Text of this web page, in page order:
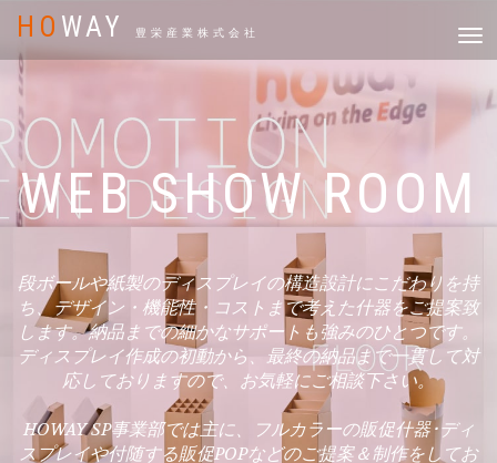
HO WAY 豊栄産業株式会社
WEB SHOW ROOM
段ボールや紙製のディスプレイの構造設計にこだわりを持
ち、デザイン・機能性・コストまで考えた什器をご提案致
します。納品までの細かなサポートも強みのひとつです。
ディスプレイ作成の初動から、最終の納品まで一貫して対
応しておりますので、お気軽にご相談下さい。
HOWAY SP事業部では主に、フルカラーの販促什器･ディ
スプレイや付随する販促POPなどのご提案＆制作をしてお